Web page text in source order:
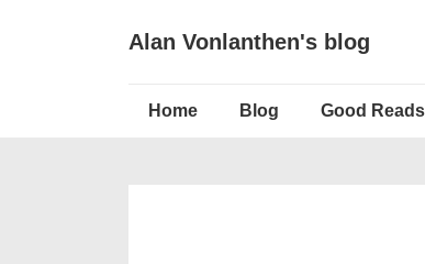
Alan Vonlanthen's blog
Home Blog Good Reads